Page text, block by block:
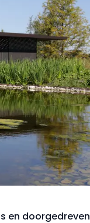
en doorgedreven